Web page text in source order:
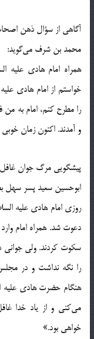
آگاهي از سؤال ذهن
محمد بن شرف مي‌گويد:
همراه امام هادي عليه
خواستم از امام هادي
را مطرح کنم، امام به
و آمدند. اکنون زمان
پيشگويي مرگ جوان غافل
ابوحسين سعيد پسر سهل
روزي امام هادي عليه
دعوت شد. همراه امام
سکوت کردند. ولي
را نگه نداشت و در
هنگام حضرت هادي عليه
مي‌کني و از ياد خدا
خواهي بود.»